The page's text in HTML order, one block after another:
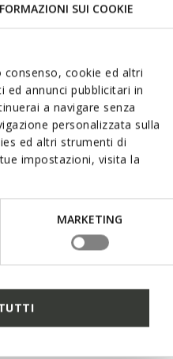
SUI COOKIE
cookie ed altri
annunci pubblicitari in
a navigare senza
personalizzata sulla
ed altri strumenti di
impostazioni, visita la
MARKETING
avec système Zéro
à chaque pas.
avec une densité
et amorti optimal. Grâce
est distribuée de manière
particulièrement légère